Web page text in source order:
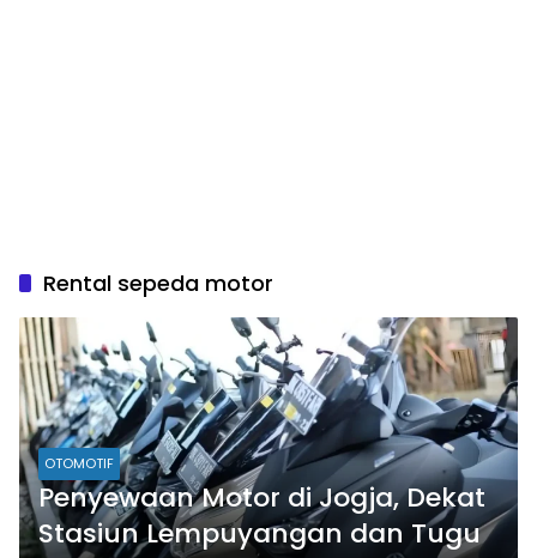
Rental sepeda motor
OTOMOTIF
Penyewaan Motor di Jogja, Dekat
Stasiun Lempuyangan dan Tugu